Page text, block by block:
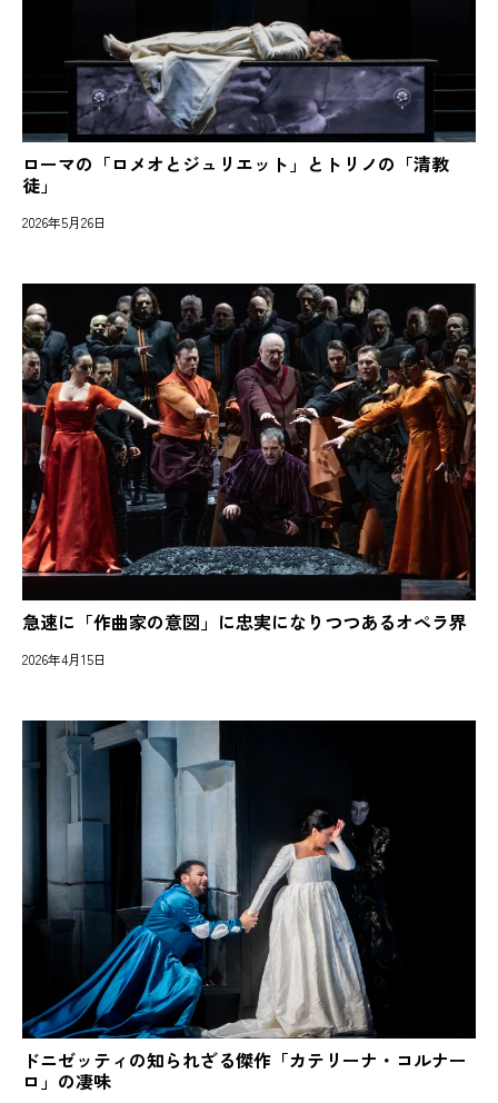
ローマの「ロメオとジュリエット」とトリノの「清教
徒」
2026年5月26日
急速に「作曲家の意図」に忠実になりつつあるオペラ界
2026年4月15日
ドニゼッティの知られざる傑作「カテリーナ・コルナー
ロ」の凄味